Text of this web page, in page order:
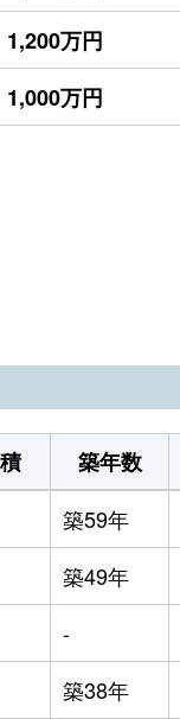
1,200万円
1,000万円
築年数
築59年
築49年
-
築38年